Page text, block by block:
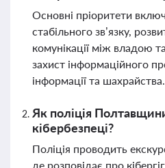
Основні пріоритети
стабільного зв’язку,
комунікації між владою
захист інформаційного
інформації та шахрайства.
Як поліція
кібербезпеці?
Поліція проводить
де розповідає про